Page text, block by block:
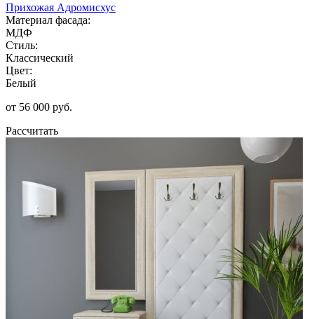
Прихожая Адромисхус
Материал фасада:
МДФ
Стиль:
Классический
Цвет:
Белый
от 56 000 руб.
Рассчитать